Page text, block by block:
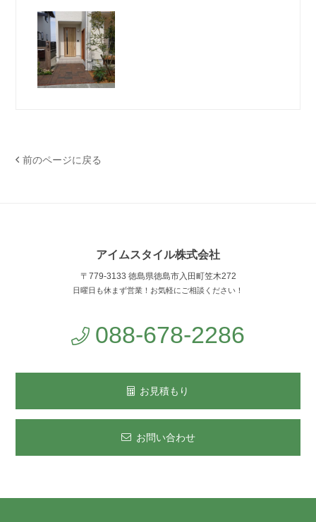
前のページに戻る
アイムスタイル株式会社
〒779-3133 徳島県徳島市入田町笠木272
日曜日も休まず営業！お気軽にご相談ください！
088-678-2286
お見積もり
お問い合わせ